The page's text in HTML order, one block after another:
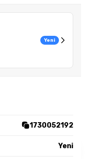
Yeni
1730052192
Yeni